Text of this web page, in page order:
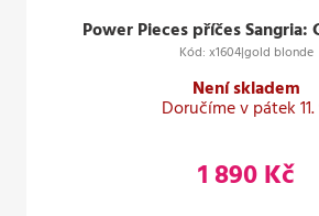
Power Pieces příčes Sangria:
Kód: x1604|gold blonde
Není skladem
Doručíme v pátek 11.
1 890 Kč